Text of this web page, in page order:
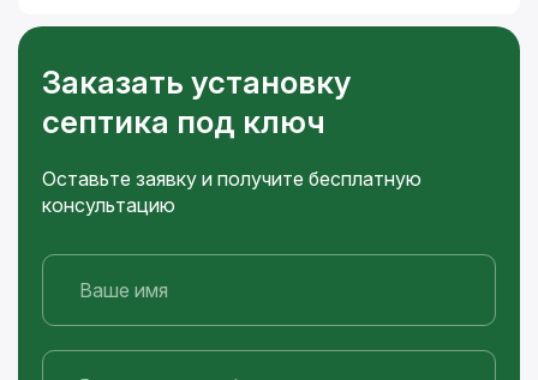
Заказать установку
септика под ключ
Оставьте заявку и получите бесплатную
консультацию